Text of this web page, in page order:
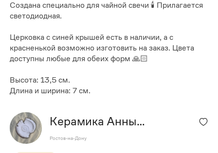
Создана специально для чайной свечи 🕯 Прилагается
светодиодная.
Церковка с синей крышей есть в наличии, а с
красненькой возможно изготовить на заказ. Цвета
доступны любые для обеих форм 🙏🏻
Высота: 13,5 см.
Длина и ширина: 7 см.
Керамика Анны
Казанцевой
Ростов-на-Дону